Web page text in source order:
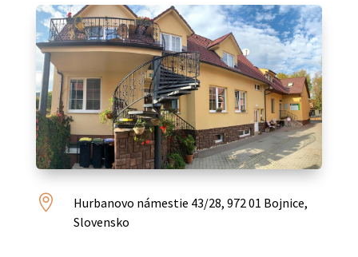

Hurbanovo námestie 43/28, 972 01 Bojnice,
Slovensko